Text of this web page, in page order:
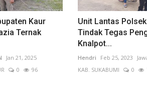
Kaur
Ternak
Jan 21, 2025
0
96
Unit Lantas
Tindak Tegas
Knalpot...
Hendri Feb 25, 2023
KAB. SUKABUMI
0